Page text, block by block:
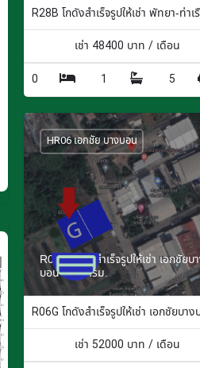
R28B โกดังสำเร็จรูปให้เช่า พัทยา-ท่
เช่า 48400 บาท / เดือน
0
1 5
R06G โกดังสำเร็จรูปให้เช่า เอกชัยบ
บอน 400 ตรม.
HR06 เอกชัย บางบอน
R06G โกดังสำเร็จรูปให้เช่า เอกชัยบ
เช่า 52000 บาท / เดือน